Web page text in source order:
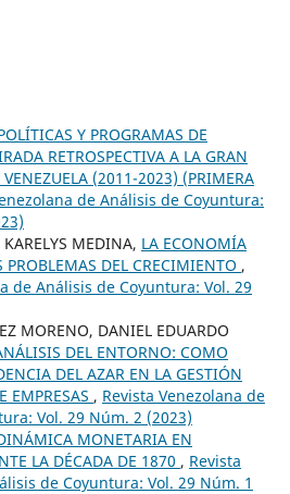
Y PROGRAMAS DE
RETROSPECTIVA A LA GRAN
(2011-2023) (PRIMERA
de Análisis de Coyuntura:
KARELYS MEDINA, LA ECONOMÍA
PROBLEMAS DEL CRECIMIENTO ,
de Análisis de Coyuntura: Vol. 29
MORENO, DANIEL EDUARDO
DEL ENTORNO: COMO
DEL AZAR EN LA GESTIÓN
EMPRESAS , Revista Venezolana de
Vol. 29 Núm. 2 (2023)
MONETARIA EN
LA DÉCADA DE 1870 , Revista
de Coyuntura: Vol. 29 Núm. 1